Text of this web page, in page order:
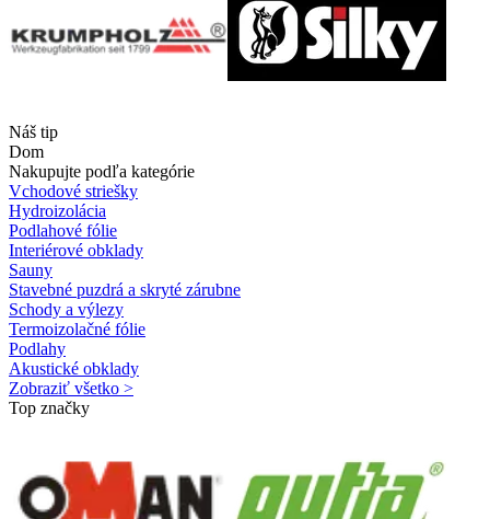
Náš tip
Dom
Nakupujte podľa kategórie
Vchodové striešky
Hydroizolácia
Podlahové fólie
Interiérové obklady
Sauny
Stavebné puzdrá a skryté zárubne
Schody a výlezy
Termoizolačné fólie
Podlahy
Akustické obklady
Zobraziť všetko >
Top značky